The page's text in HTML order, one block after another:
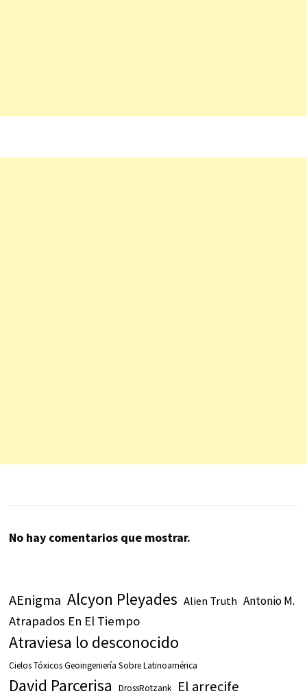
No hay comentarios que mostrar.
AEnigma Alcyon Pleyades Alien Truth Antonio M.
Atrapados En El Tiempo
Atraviesa lo desconocido
Cielos Tóxicos Geoingeniería Sobre Latinoamérica
David Parcerisa DrossRotzank El arrecife